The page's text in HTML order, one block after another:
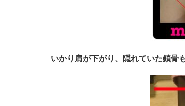
いかり肩が下がり、隠れていた鎖骨